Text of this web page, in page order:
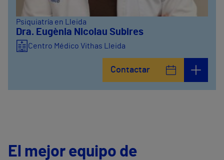
Psiquiatría en Lleida
Dra. Eugènia Nicolau Subires
Centro Médico Vithas Lleida
Contactar
El mejor equipo de